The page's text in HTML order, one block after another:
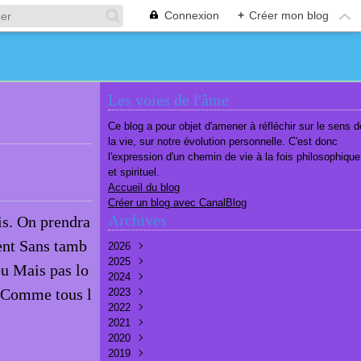
Connexion + Créer mon blog
On prendra
Sans tamb
Mais pas lo
tous l
Les voies de l'âme
Ce blog a pour objet d'amener à réfléchir sur le sens
la vie, sur notre évolution personnelle. C'est donc
l'expression d'un chemin de vie à la fois philosophique
et spirituel.
Accueil du blog
Créer un blog avec CanalBlog
Archives
2026
Août
Juillet
Juin
Mai(7)
Avril
Mars
Février
2025
Décembre
Novembre
Octobre
Septembre
Août
Juillet
2024
Décembre
Novembre
Octobre
Septembre
Août
2023
Décembre
Novembre
Octobre
Septembre
2022
Décembre
Septembre
Août
2021
Décembre
Novembre
2020
Décembre
2019